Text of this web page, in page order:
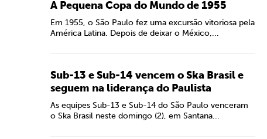
A Pequena Copa do Mundo de 1955
Em 1955, o São Paulo fez uma excursão vitoriosa pela
América Latina. Depois de deixar o México,...
Sub-13 e Sub-14 vencem o Ska Brasil e
seguem na liderança do Paulista
As equipes Sub-13 e Sub-14 do São Paulo venceram
o Ska Brasil neste domingo (2), em Santana...